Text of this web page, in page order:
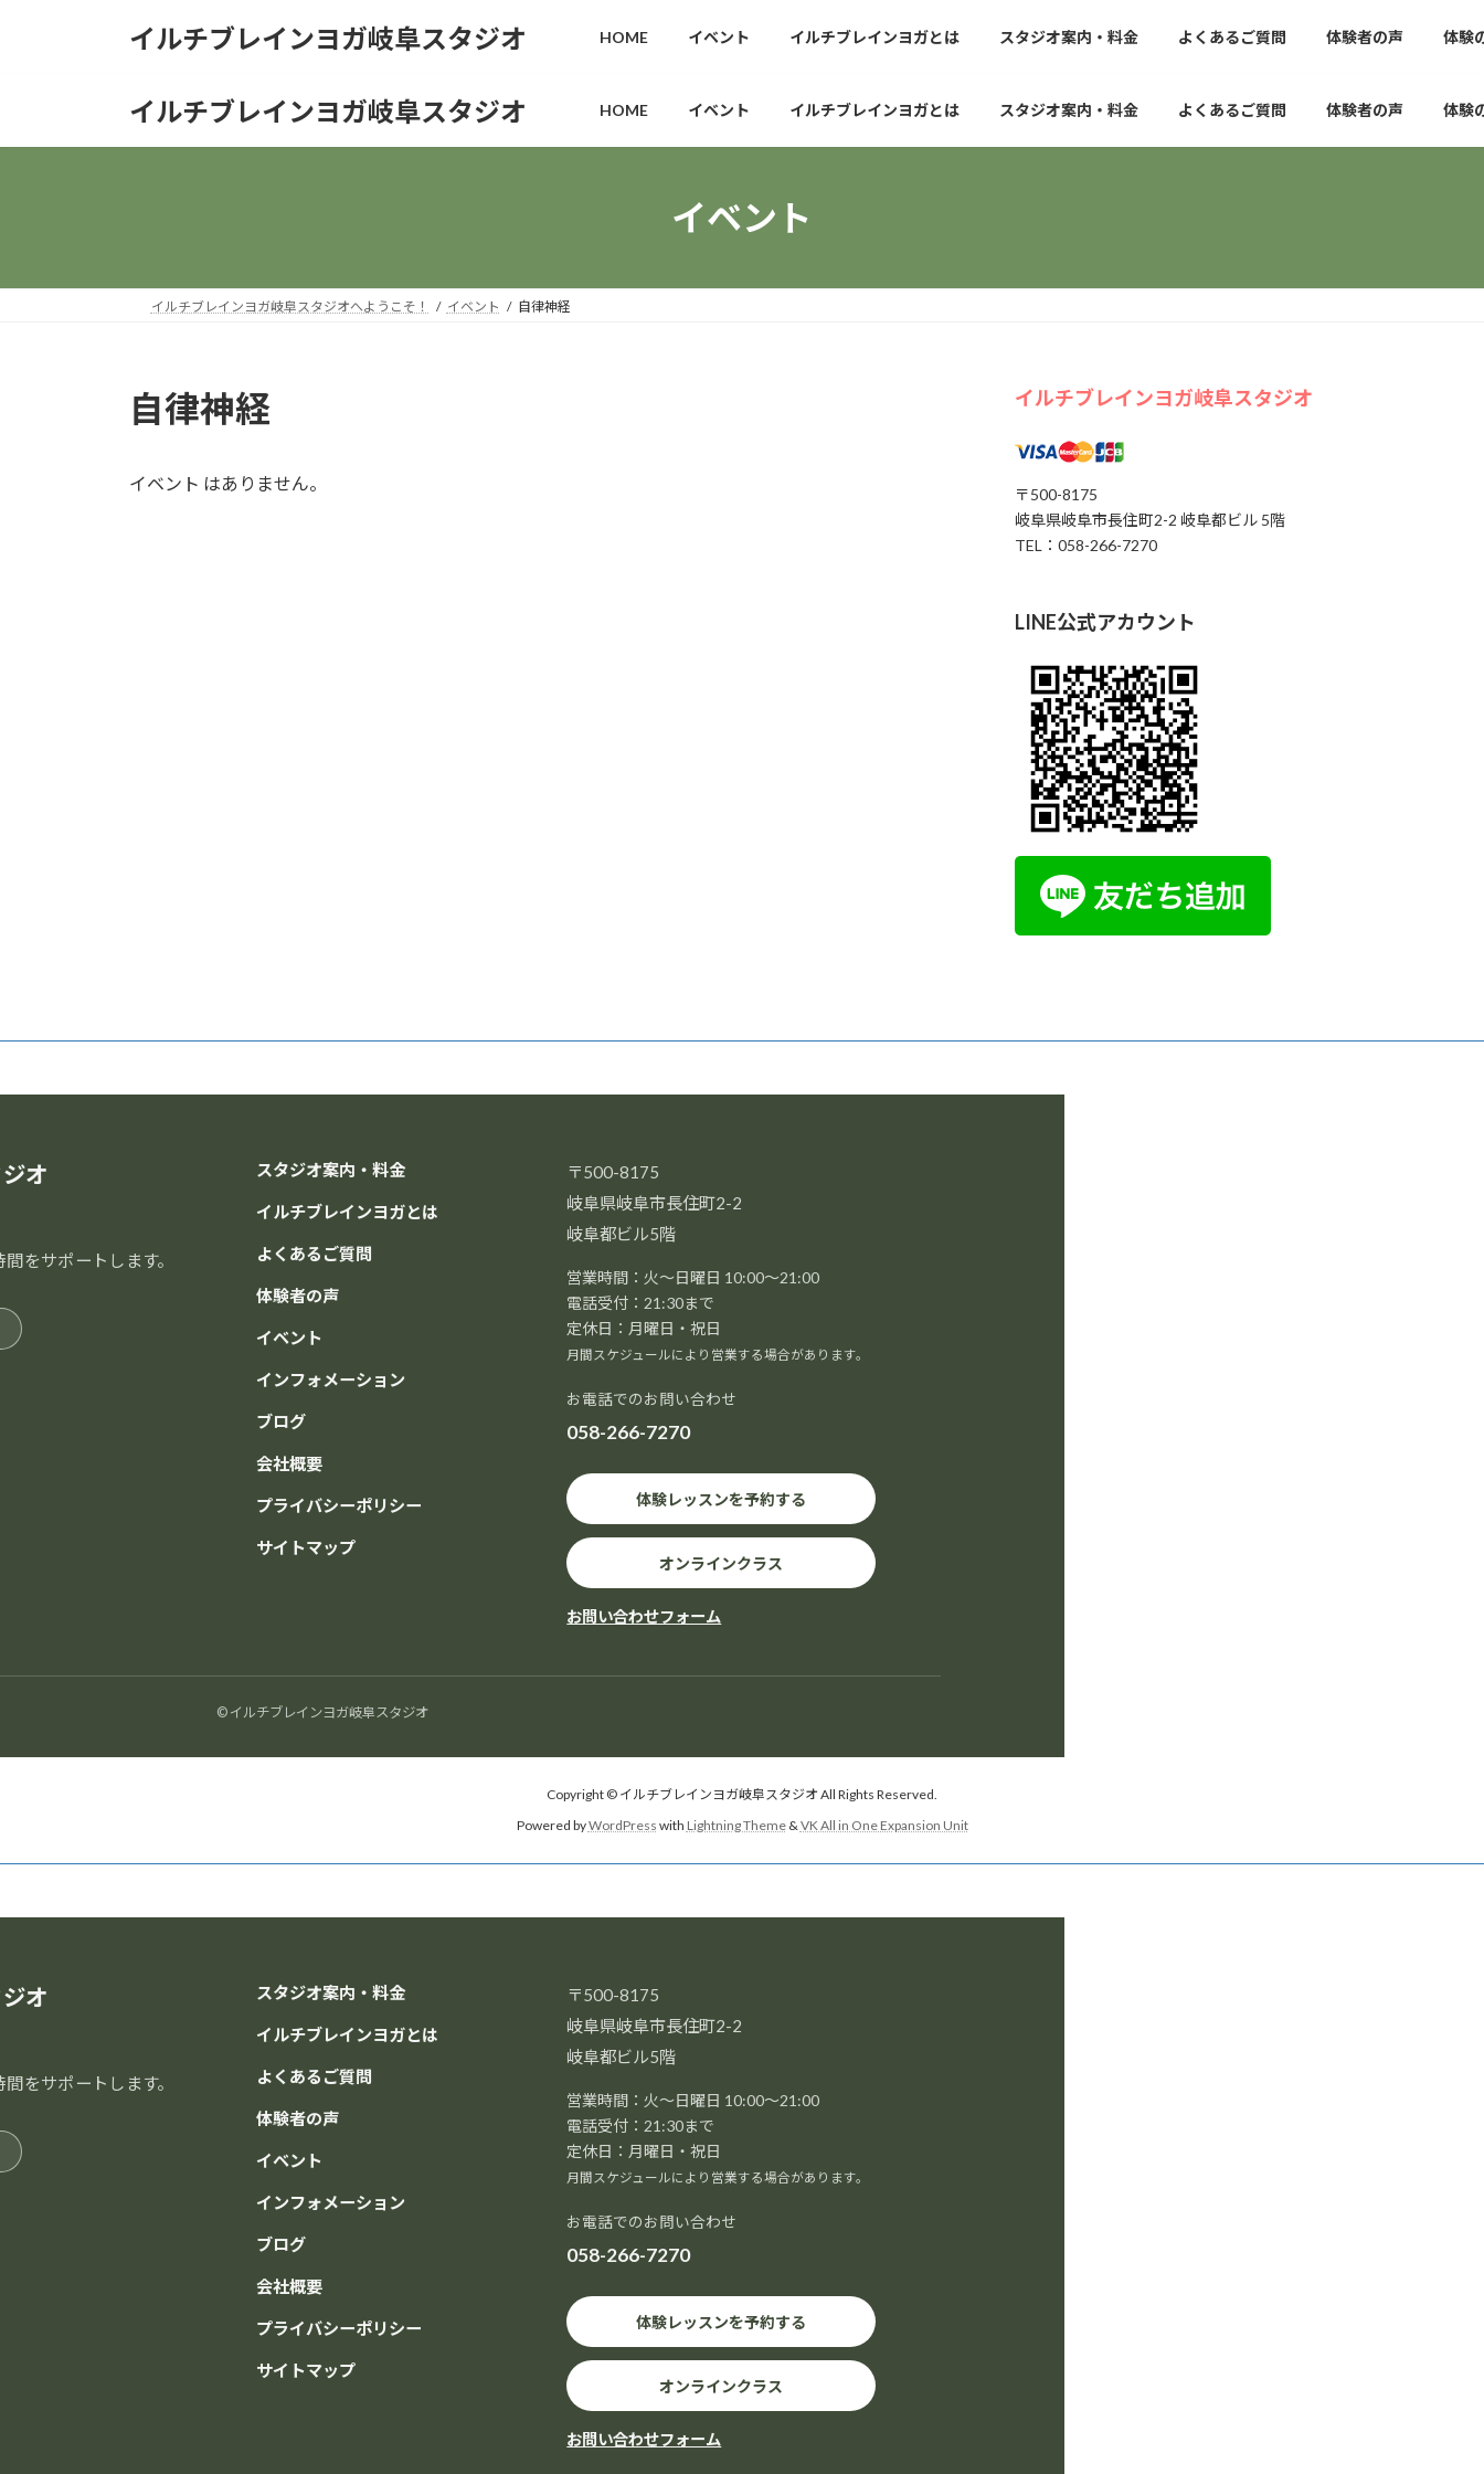
へ
ョ
イルチブレインヨガ岐阜スタジオ HOME イベント イルチブレインヨガとは スタジオ案内・料金 よくあるご質問 体験者の声 体験
イルチブレインヨガ岐阜スタジオ HOME イベント イルチブレインヨガとは スタジオ案内・料金 よくあるご質問 体験者の声 体験
イベント
イルチブレインヨガ岐阜スタジオへようこそ！ イベント 自律神経
自律神経
イベント はありません。
イルチブレインヨガ岐阜スタジオ
〒500-8175
岐阜県岐阜市長住町2-2 岐阜都ビル 5階
TEL：058-266-7270
LINE公式アカウント
オ
をサポートします。
スタジオ案内・料金
イルチブレインヨガとは
よくあるご質問
体験者の声
イベント
インフォメーション
ブログ
会社概要
プライバシーポリシー
サイトマップ
〒500-8175
岐阜県岐阜市長住町2-2
岐阜都ビル5階
営業時間：火～日曜日 10:00～21:00
電話受付：21:30まで
定休日：月曜日・祝日
月間スケジュールにより営業する場合があります。
お電話でのお問い合わせ
058-266-7270
体験レッスンを予約する
オンラインクラス
お問い合わせフォーム
© イルチブレインヨガ岐阜スタジオ
Copyright © イルチブレインヨガ岐阜スタジオ All Rights Reserved.
Powered byWordPress with Lightning Theme&VK All in One Expansion Unit
オ
をサポートします。
スタジオ案内・料金
イルチブレインヨガとは
よくあるご質問
体験者の声
イベント
インフォメーション
ブログ
会社概要
プライバシーポリシー
サイトマップ
〒500-8175
岐阜県岐阜市長住町2-2
岐阜都ビル5階
営業時間：火～日曜日 10:00～21:00
電話受付：21:30まで
定休日：月曜日・祝日
月間スケジュールにより営業する場合があります。
お電話でのお問い合わせ
058-266-7270
体験レッスンを予約する
オンラインクラス
お問い合わせフォーム